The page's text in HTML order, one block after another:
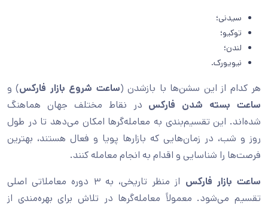
سیدنی؛
توکیو؛
لندن؛
نیویورک.
هر کدام از این سشن‌ها با بازشدن (ساعت شروع بازار فارکس) و
ساعت بسته شدن فارکس در نقاط مختلف جهان هماهنگ
شده‌اند. این تقسیم‌بندی به معامله‌گرها امکان می‌دهد تا در طول
روز و شب، در زمان‌هایی که بازارها پویا و فعال هستند، بهترین
فرصت‌ها را شناسایی و اقدام به انجام معامله کنند.
ساعت بازار فارکس
از منظر تاریخی، به ۳ دوره معاملاتی اصلی
تقسیم می‌شود. معمولاً معامله‌گرها در تلاش برای بهره‌مندی از